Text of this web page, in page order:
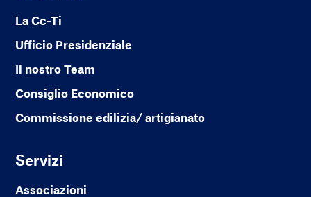
La Cc-Ti
Ufficio Presidenziale
Il nostro Team
Consiglio Economico
Commissione edilizia/ artigianato
Servizi
Associazioni